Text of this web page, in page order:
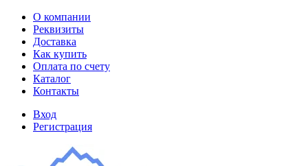
О компании
Реквизиты
Доставка
Как купить
Оплата по счету
Каталог
Контакты
Вход
Регистрация